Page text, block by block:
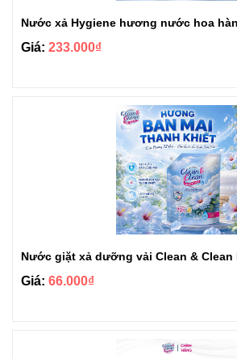
Giá: 233.000₫
Giá: 66.000₫